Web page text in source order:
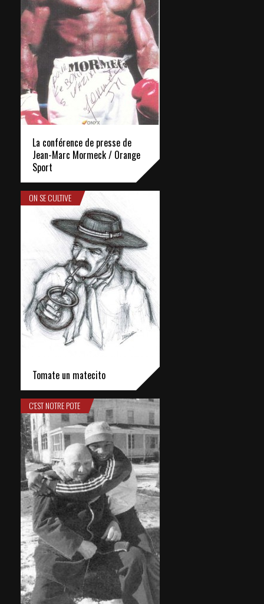
La conférence de presse de
Jean-Marc Mormeck / Orange
Sport
ON SE CULTIVE
Tomate un matecito
C'EST NOTRE POTE